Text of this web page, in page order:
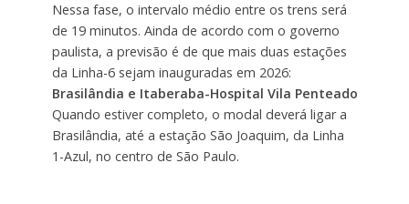
Nessa fase, o intervalo médio entre os trens será
de 19 minutos. Ainda de acordo com o governo
paulista, a previsão é de que mais duas estações
da Linha-6 sejam inauguradas em 2026:
Brasilândia e Itaberaba-Hospital Vila Penteado
Quando estiver completo, o modal deverá ligar a
Brasilândia, até a estação São Joaquim, da Linha
1-Azul, no centro de São Paulo.